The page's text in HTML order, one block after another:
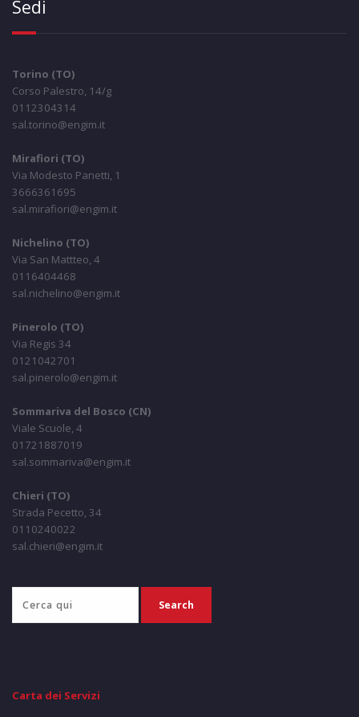
Sedi
Torino (TO)
Corso Palestro, 14/g
0112304314
sal.torino@engim.it
Mirafiori (TO)
Via Modesto Panetti, 1
3666361695
sal.mirafiori@engim.it
Nichelino (TO)
Via San Mattteo, 4
0116404468
sal.nichelino@engim.it
Pinerolo (TO)
Via Regis 34
0121042701
sal.pinerolo@engim.it
Sommariva del Bosco (CN)
Viale Scuole, 4
01721887019
sal.sommariva@engim.it
Chieri (TO)
Strada Pecetto, 34
0110240022
sal.chieri@engim.it
Carta dei Servizi